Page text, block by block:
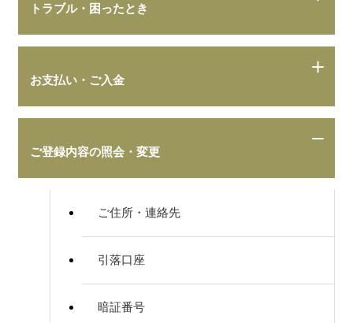
トラブル・困ったとき
お支払い・ご入金
ご登録内容の照会・変更
ご住所・連絡先
引落口座
暗証番号